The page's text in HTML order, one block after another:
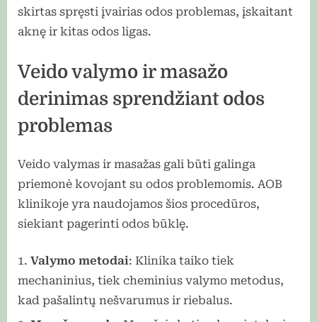
skirtas spręsti įvairias odos problemas, įskaitant
aknę ir kitas odos ligas.
Veido valymo ir masažo
derinimas sprendžiant odos
problemas
Veido valymas ir masažas gali būti galinga
priemonė kovojant su odos problemomis. AOB
klinikoje yra naudojamos šios procedūros,
siekiant pagerinti odos būklę.
Valymo metodai: Klinika taiko tiek
mechaninius, tiek cheminius valymo metodus,
kad pašalintų nešvarumus ir riebalus.